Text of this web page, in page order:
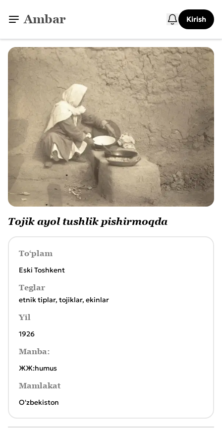
Ambar Kirish
Tojik ayol tushlik pishirmoqda
To‘plam
Eski Toshkent
Teglar
etnik tiplar, tojiklar, ekinlar
Yil
1926
Manba:
ЖЖ:humus
Mamlakat
O'zbekiston